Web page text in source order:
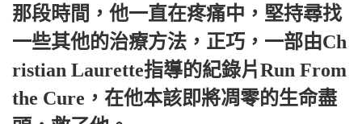
那段時間，他一直在疼痛中，堅持尋找
一些其他的治療方法，正巧，一部由Ch
ristian Laurette指導的紀錄片Run From
the Cure，在他本該即將凋零的生命盡